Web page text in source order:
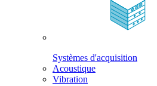
Systèmes d'acquisition
Acoustique
Vibration